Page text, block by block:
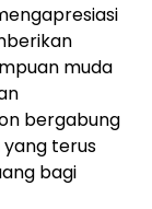
muda
bergabung
terus
bagi